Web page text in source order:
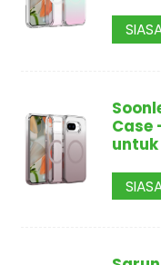
Case